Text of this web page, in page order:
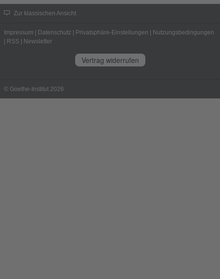
Zur klassischen Ansicht
Impressum Datenschutz Privatsphäre-Einstellungen
Nutzungsbedingungen
RSS Newsletter
Vertrag widerrufen
© Goethe-Institut 2026